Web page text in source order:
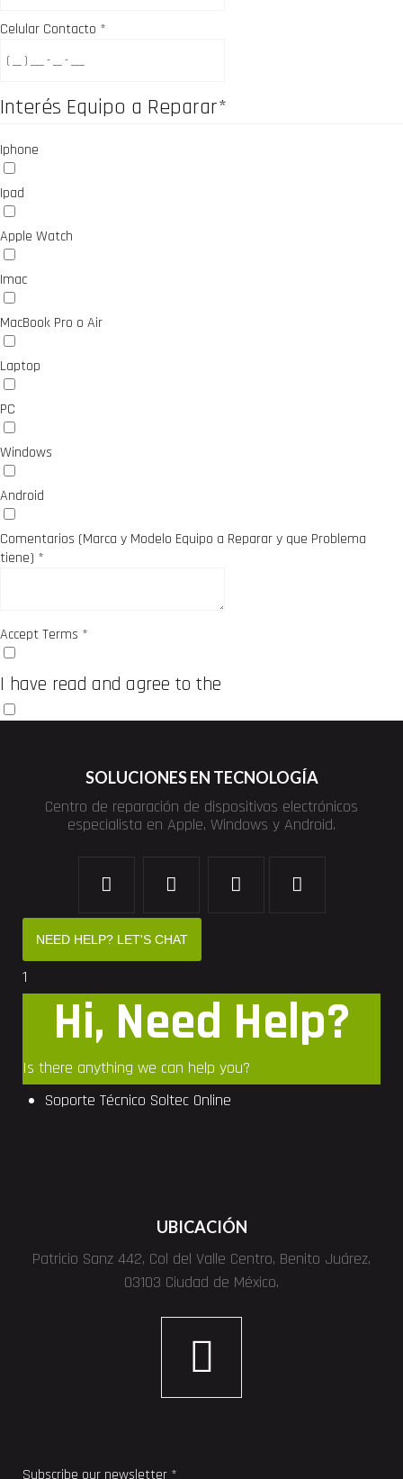
Celular Contacto *
Interés Equipo a Reparar*
Iphone
Ipad
Apple Watch
Imac
MacBook Pro o Air
Laptop
PC
Windows
Android
Comentarios (Marca y Modelo Equipo a Reparar y que Problema
tiene) *
Accept Terms *
I have read and agree to the
SOLUCIONES EN TECNOLOGÍA
Centro de reparación de dispositivos electrónicos
especialista en Apple, Windows y Android.
NEED HELP? LET'S CHAT
1
Hi, Need Help?
Is there anything we can help you?
Soporte Técnico Soltec Online
UBICACIÓN
Patricio Sanz 442, Col del Valle Centro, Benito Juárez,
03103 Ciudad de México.
Subscribe our newsletter *